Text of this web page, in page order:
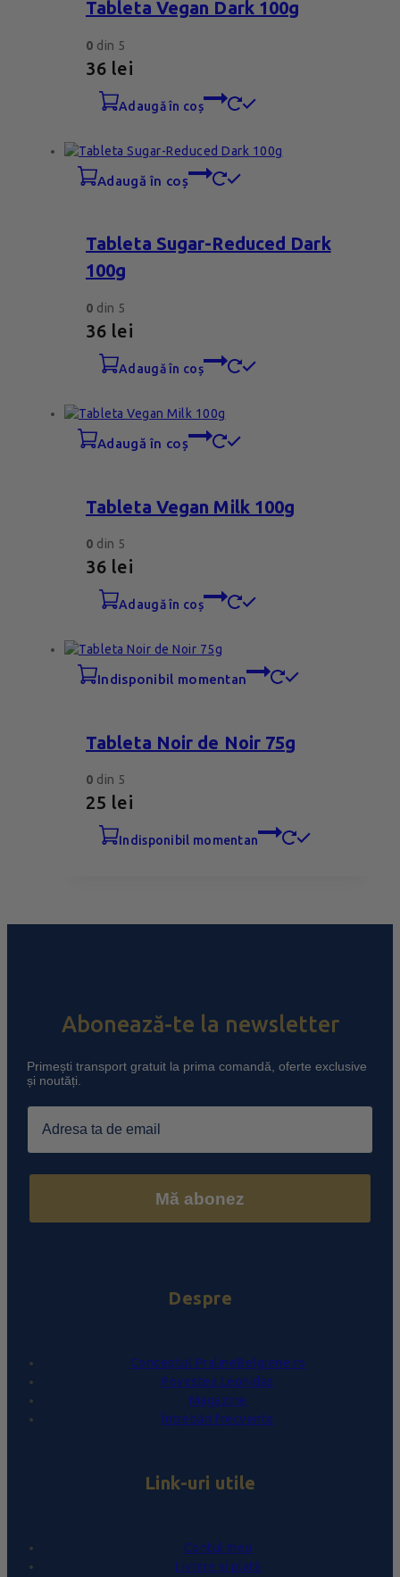
Tableta Vegan Dark 100g
0 din 5
36 lei
adaugă în coș
adaugă în coș
Tableta Sugar-Reduced Dark
100g
0 din 5
36 lei
adaugă în coș
adaugă în coș
Tableta Vegan Milk 100g
0 din 5
36 lei
adaugă în coș
indisponibil momentan
Tableta Noir de Noir 75g
0 din 5
25 lei
indisponibil momentan
Abonează-te la newsletter
Primești transport gratuit la prima comandă, oferte exclusive
și noutăți.
Email
Mă abonez
Despre
Conceptul PralineBelgiene.ro
Povestea Leonidas
Magazine
Întrebări frecvente
Link-uri utile
Contul meu
Livrare și plată